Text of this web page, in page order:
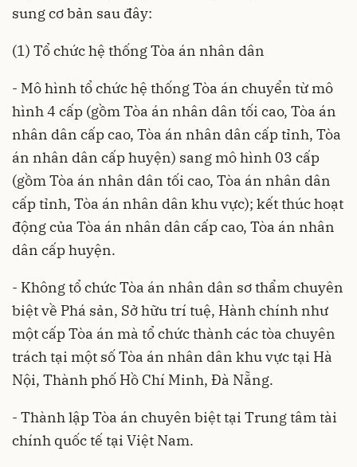
sung cơ bản sau đây:
(1) Tổ chức hệ thống Tòa án nhân dân
- Mô hình tổ chức hệ thống Tòa án chuyển từ mô
hình 4 cấp (gồm Tòa án nhân dân tối cao, Tòa án
nhân dân cấp cao, Tòa án nhân dân cấp tỉnh, Tòa
án nhân dân cấp huyện) sang mô hình 03 cấp
(gồm Tòa án nhân dân tối cao, Tòa án nhân dân
cấp tỉnh, Tòa án nhân dân khu vực); kết thúc hoạt
động của Tòa án nhân dân cấp cao, Tòa án nhân
dân cấp huyện.
- Không tổ chức Tòa án nhân dân sơ thẩm chuyên
biệt về Phá sản, Sở hữu trí tuệ, Hành chính như
một cấp Tòa án mà tổ chức thành các tòa chuyên
trách tại một số Tòa án nhân dân khu vực tại Hà
Nội, Thành phố Hồ Chí Minh, Đà Nẵng.
- Thành lập Tòa án chuyên biệt tại Trung tâm tài
chính quốc tế tại Việt Nam.